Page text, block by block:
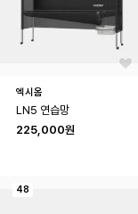
엑시옴
LN5 연습망
225,000원
48